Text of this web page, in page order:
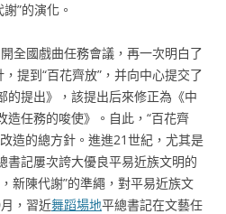
”的演化。
全國戲曲任務會議，再一次明白了
提到“百花齊放”，并向中心提交了
的提出》，該提出后來修正為《中
造任務的唆使》。自此，“百花齊
造的總方針。進進21世紀，尤其是
書記屢次誇大優良平易近族文明的
新陳代謝”的準繩，對平易近族文
，習近舞蹈場地平總書記在文藝任